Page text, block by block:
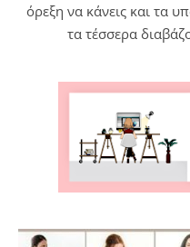
όρεξη να κάνεις και τα
τα τέσσερα